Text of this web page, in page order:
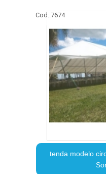
Cod.:7674
tenda modelo